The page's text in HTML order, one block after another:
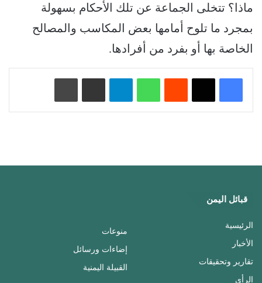
ماذا؟ تتخلى الجماعة عن تلك الأحكام بسهولة
بمجرد ما تلوح أمامها بعض المكاسب والمصالح
الخاصة بها أو بفرد من أفرادها.
واتساب تيلقرام
قبائل اليمن
الرئيسية
الأخبار
تقارير وتحقيقات
الرأي
منوعات
إضاءات ورسائل
القبيلة اليمنية